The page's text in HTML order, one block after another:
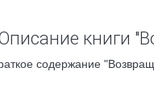
книги
содержание